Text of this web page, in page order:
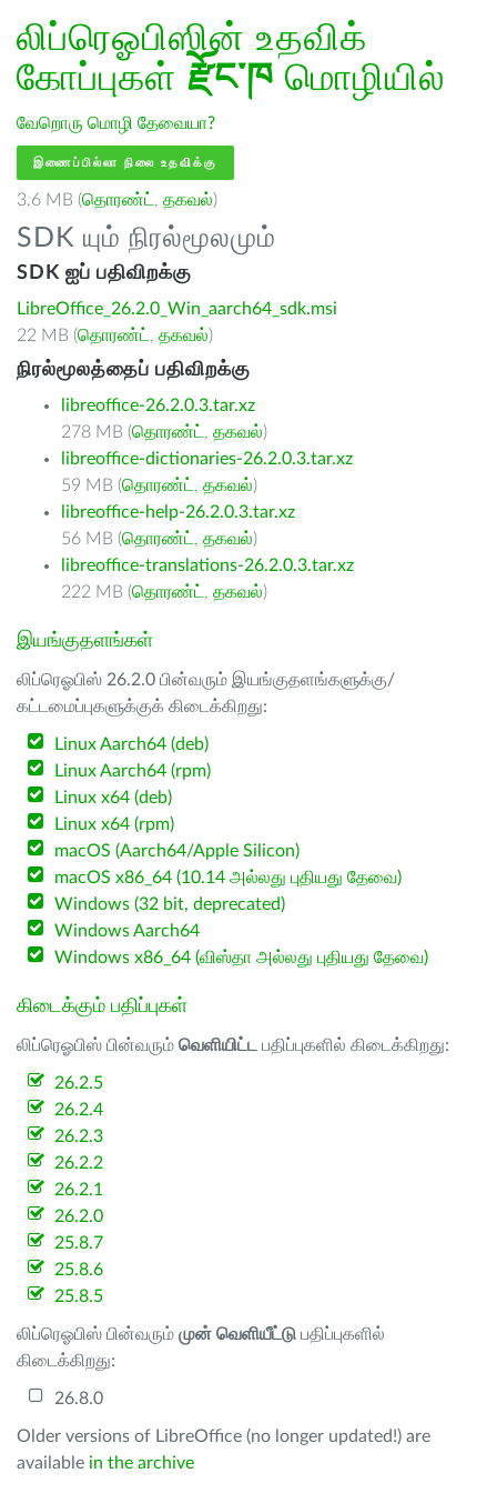
லிப்ரெஓபிஸின் உதவிக்
கோப்புகள் རྫོང་ཁ மொழியில்
வேறொரு மொழி தேவையா?
இணைப்பில்லா நிலை உதவிக்கு
3.6 MB (தொரண்ட் , தகவல்)
SDK யும் நிரல்மூலமும்
SDK ஐப் பதிவிறக்கு
LibreOffice_26.2.0_Win_aarch64_sdk.msi
22 MB (தொரண்ட் , தகவல்)
நிரல்மூலத்தைப் பதிவிறக்கு
libreoffice-26.2.0.3.tar.xz
278 MB (தொரண்ட் , தகவல்)
libreoffice-dictionaries-26.2.0.3.tar.xz
59 MB (தொரண்ட் , தகவல்)
libreoffice-help-26.2.0.3.tar.xz
56 MB (தொரண்ட் , தகவல்)
libreoffice-translations-26.2.0.3.tar.xz
222 MB (தொரண்ட் , தகவல்)
இயங்குதளங்கள்
லிப்ரெஓபிஸ் 26.2.0 பின்வரும் இயங்குதளங்களுக்கு/
கட்டமைப்புகளுக்குக் கிடைக்கிறது:
Linux Aarch64 (deb)
Linux Aarch64 (rpm)
Linux x64 (deb)
Linux x64 (rpm)
macOS (Aarch64/Apple Silicon)
macOS x86_64 (10.14 அல்லது புதியது தேவை)
Windows (32 bit, deprecated)
Windows Aarch64
Windows x86_64 (விஸ்தா அல்லது புதியது தேவை)
கிடைக்கும் பதிப்புகள்
லிப்ரெஓபிஸ் பின்வரும் வெளியிட்ட பதிப்புகளில் கிடைக்கிறது:
26.2.5
26.2.4
26.2.3
26.2.2
26.2.1
26.2.0
25.8.7
25.8.6
25.8.5
லிப்ரெஓபிஸ் பின்வரும் முன் வெளியீட்டு பதிப்புகளில்
கிடைக்கிறது:
26.8.0
Older versions of LibreOffice (no longer updated!) are
available in the archive